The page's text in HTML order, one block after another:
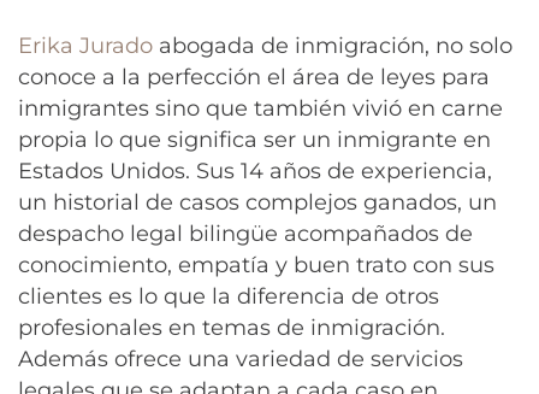
Erika Jurado abogada de inmigración, no solo
conoce a la perfección el área de leyes para
inmigrantes sino que también vivió en carne
propia lo que significa ser un inmigrante en
Estados Unidos. Sus 14 años de experiencia,
un historial de casos complejos ganados, un
despacho legal bilingüe acompañados de
conocimiento, empatía y buen trato con sus
clientes es lo que la diferencia de otros
profesionales en temas de inmigración.
Además ofrece una variedad de servicios